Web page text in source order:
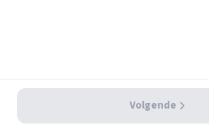
Volgende